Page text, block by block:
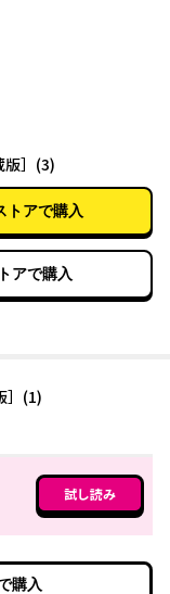
日
版］(3)
トアで購入
アで購入
］(1)
試し読み
購入